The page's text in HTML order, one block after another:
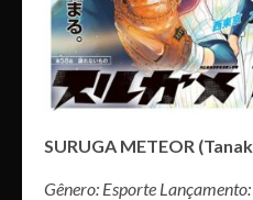
SURUGA METEOR
Gênero: Esporte